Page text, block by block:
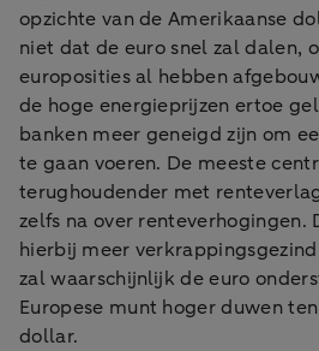
opzichte van de Amerikaanse
niet dat de euro snel zal dalen,
europosities al hebben
de hoge energieprijzen ertoe
banken meer geneigd zijn om
te gaan voeren. De meeste
terughoudender met
zelfs na over renteverhogingen.
hierbij meer
zal waarschijnlijk de euro
Europese munt hoger duwen
dollar.